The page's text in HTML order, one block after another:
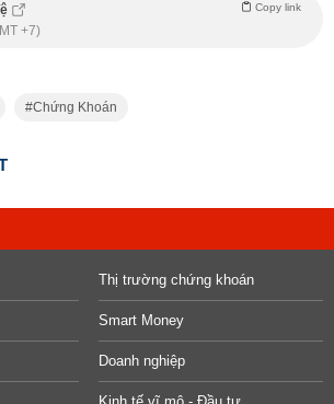
Copy link
+7)
Chứng Khoán
Thị trường chứng khoán
Smart Money
Doanh nghiệp